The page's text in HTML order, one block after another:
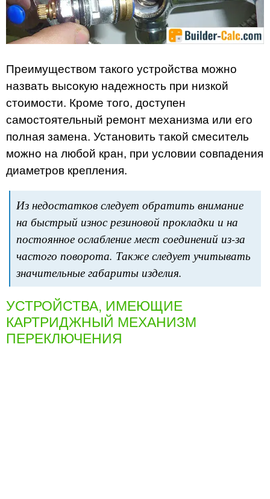
Преимуществом такого устройства можно
назвать высокую надежность при низкой
стоимости. Кроме того, доступен
самостоятельный ремонт механизма или его
полная замена. Установить такой смеситель
можно на любой кран, при условии совпадения
диаметров крепления.
Из недостатков следует обратить внимание
на быстрый износ резиновой прокладки и на
постоянное ослабление мест соединений из-за
частого поворота. Также следует учитывать
значительные габариты изделия.
УСТРОЙСТВА, ИМЕЮЩИЕ
КАРТРИДЖНЫЙ МЕХАНИЗМ
ПЕРЕКЛЮЧЕНИЯ